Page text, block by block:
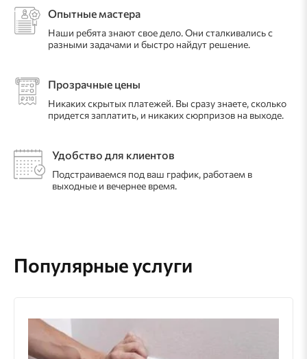
Опытные мастера
Наши ребята знают свое дело. Они сталкивались с
разными задачами и быстро найдут решение.
Прозрачные цены
Никаких скрытых платежей. Вы сразу знаете, сколько
придется заплатить, и никаких сюрпризов на выходе.
Удобство для клиентов
Подстраиваемся под ваш график, работаем в
выходные и вечернее время.
Популярные услуги